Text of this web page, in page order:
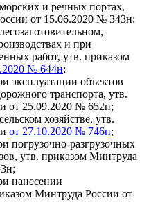
и речных портах,
от 15.06.2020 № 343н;
и при
работ, утв. приказом
№ 644н;
эксплуатации объектов
транспорта, утв.
от 25.09.2020 № 652н;
хозяйстве, утв.
от 27.10.2020 № 746н;
погрузочно-разгрузочных
утв. приказом Минтруда
нанесении
Минтруда России от